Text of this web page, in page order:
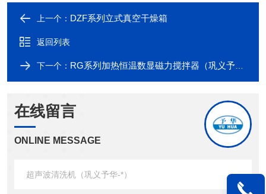
上一个： DZF系列立式真空干燥箱
返回列表
下一个： RG系列加热恒温数显磁力搅拌器（巩义予华-*）
在线留言
ONLINE MESSAGE